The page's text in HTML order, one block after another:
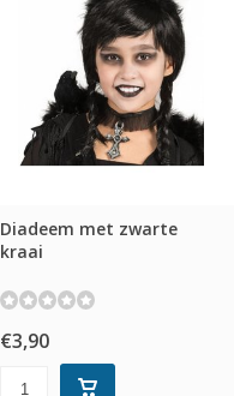
Diadeem met zwarte
kraai
€3,90